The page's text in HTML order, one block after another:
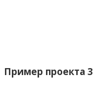
Пример проекта 3